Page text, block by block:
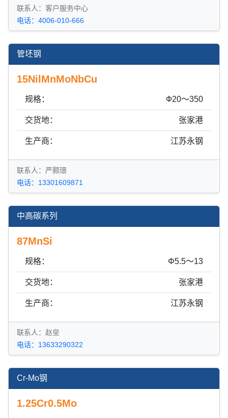
联系人：客户服务中心
电话：4006-010-666
管坯钢
15NilMnMoNbCu
规格： Ф20～350
交货地： 张家港
生产商： 江苏永钢
联系人：严颢璟
电话：13301609871
中高碳系列
87MnSi
规格： Φ5.5～13
交货地： 张家港
生产商： 江苏永钢
联系人：赵垒
电话：13633290322
Cr-Mo钢
1.25Cr0.5Mo